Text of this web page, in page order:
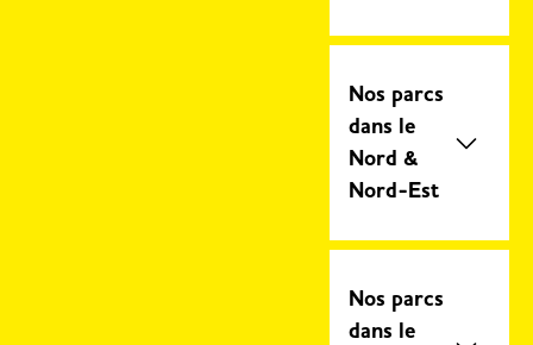
Trampoline
Park Chambly
Trampoline
Park Montigny
SQY Ouest
Park Paris
Trampoline
Nos parcs
dans le
Nord &
Nord-Est
Trampoline
Park Amiens
Trampoline
Nos parcs
dans le